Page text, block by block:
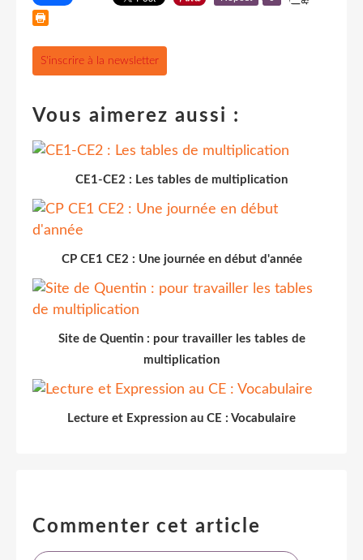
S'inscrire à la newsletter
Vous aimerez aussi :
CE1-CE2 : Les tables de multiplication
CP CE1 CE2 : Une journée en début d'année
Site de Quentin : pour travailler les tables de
multiplication
Lecture et Expression au CE : Vocabulaire
Commenter cet article